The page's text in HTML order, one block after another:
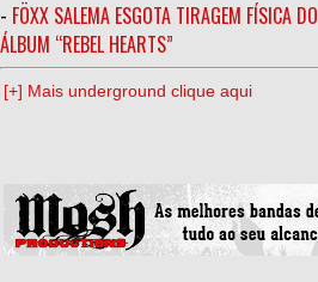
- FÖXX SALEMA ESGOTA TIRAGEM FÍSICA DO
ÁLBUM “REBEL HEARTS”
[+] Mais underground clique aqui